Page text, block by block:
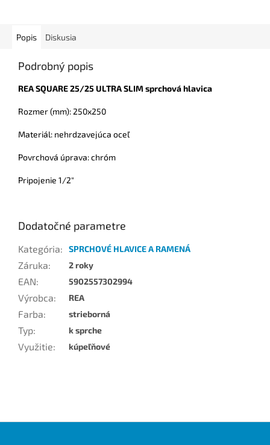
Popis Diskusia
Podrobný popis
REA SQUARE 25/25 ULTRA SLIM sprchová hlavica
Rozmer (mm): 250x250
Materiál: nehrdzavejúca oceľ
Povrchová úprava: chróm
Pripojenie 1/2"
Dodatočné parametre
Kategória: SPRCHOVÉ HLAVICE A RAMENÁ
Záruka: 2 roky
EAN: 5902557302994
Výrobca: REA
Farba: strieborná
Typ: k sprche
Využitie: kúpeľňové